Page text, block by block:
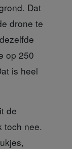
Dat
drone te
op 250
is heel
de
toch nee.